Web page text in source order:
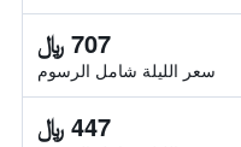
707 ﷼
سعر الليلة شامل الرسوم
447 ﷼